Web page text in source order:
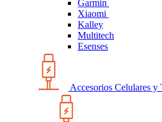
Garmin
Xiaomi
Kalley
Multitech
Esenses
Accesorios Celulares y